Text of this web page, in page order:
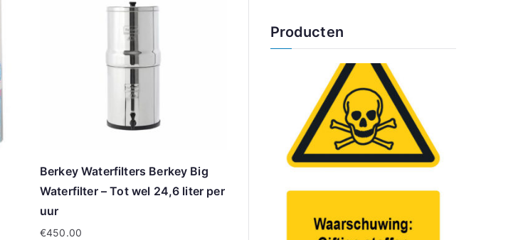
Berkey Waterfilters Berkey Big
Waterfilter – Tot wel 24,6 liter per
uur
€450.00
Producten